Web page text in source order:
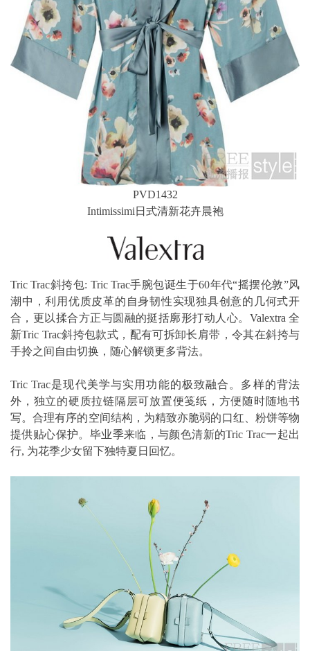
PVD1432
Intimissimi日式清新花卉晨袍
Tric Trac斜挎包: Tric Trac手腕包诞生于60年代“摇摆伦敦”风
潮中，利用优质皮革的自身韧性实现独具创意的几何式开
合，更以揉合方正与圆融的挺括廓形打动人心。Valextra 全
新Tric Trac斜挎包款式，配有可拆卸长肩带，令其在斜挎与
手拎之间自由切换，随心解锁更多背法。
Tric Trac是现代美学与实用功能的极致融合。多样的背法
外，独立的硬质拉链隔层可放置便笺纸，方便随时随地书
写。合理有序的空间结构，为精致亦脆弱的口红、粉饼等物
提供贴心保护。毕业季来临，与颜色清新的Tric Trac一起出
行, 为花季少女留下独特夏日回忆。